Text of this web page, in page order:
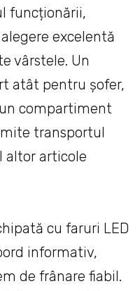
funcționării,
excelentă
vârstele. Un
atât pentru șofer,
compartiment
transportul
altor articole
cu faruri LED
informativ,
de frânare fiabil.